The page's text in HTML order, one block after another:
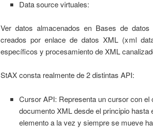
Data source virtuales:
Ver datos almacenados en Bases de
creados por enlace de datos XML (xml
específicos y procesamiento de XML
StAX consta realmente de 2 distintas API:
Cursor API: Representa un cursor con el
documento XML desde el principio
elemento a la vez y siempre se mueve